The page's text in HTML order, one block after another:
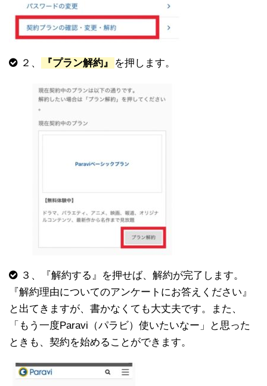
２、 『プラン解約』 を押します。
３、『解約する』を押せば、解約が完了します。
『解約理由についてのアンケートにお答えください』
と出てきますが、書かなくても大丈夫です。また、
「もう一度Paravi（パラビ）使いたいなー」と思った
ときも、契約を始めることができます。